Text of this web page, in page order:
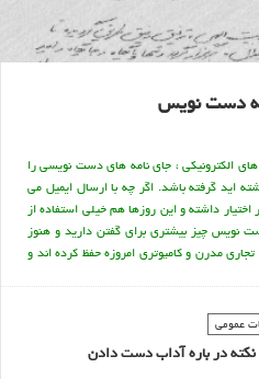
دست نویس
الکترونیکی ، جای نامه های دست نویسی را
اید گرفته باشد. اگر چه با ارسال ایمیل می
اختیار داشته و این روزها هم خیلی استفاده از
نویس چیز بیشتری برای گفتن دارید و هنوز
مدرن و کامپوتری امروزه حفظ کرده اند و
نامه های الکترونیک مورد توجه قرار می
عمومی